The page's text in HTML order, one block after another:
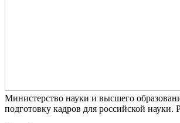
Министерство науки и высшего
подготовку кадров для российской науки.